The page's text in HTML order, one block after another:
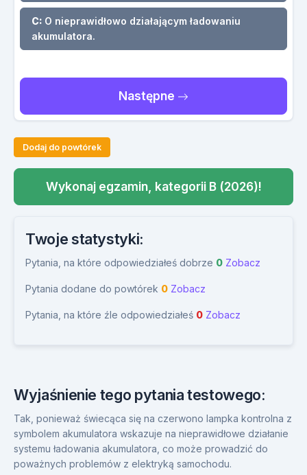
C: O nieprawidłowo działającym ładowaniu
akumulatora.
Następne
Dodaj do powtórek
Wykonaj egzamin, kategorii B (2026)!
Twoje statystyki:
Pytania, na które odpowiedziałeś dobrze 0 Zobacz
Pytania dodane do powtórek 0 Zobacz
Pytania, na które źle odpowiedziałeś 0 Zobacz
Wyjaśnienie tego pytania testowego:
Tak, ponieważ świecąca się na czerwono lampka kontrolna z
symbolem akumulatora wskazuje na nieprawidłowe działanie
systemu ładowania akumulatora, co może prowadzić do
poważnych problemów z elektryką samochodu.